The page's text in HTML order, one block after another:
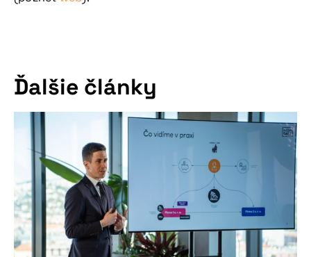
Ďalšie články